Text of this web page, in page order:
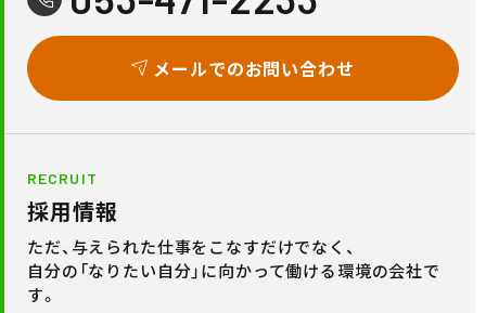
メールでのお問い合わせ
RECRUIT
採用情報
ただ、与えられた仕事をこなすだけでなく、
自分の「なりたい自分」に向かって働ける環境の会社で
す。